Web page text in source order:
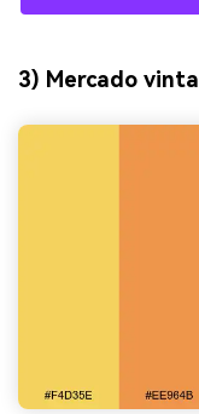
3) Mercado